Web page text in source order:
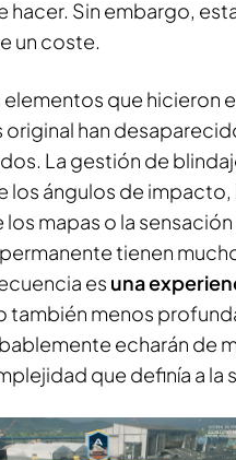
hacer. Sin embargo,
un coste.
que hicieron
original han
La gestión de
los ángulos de impacto,
mapas o la
tienen
es una
también menos
echarán de
que definía a la